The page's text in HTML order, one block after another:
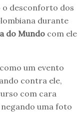
o desconforto dos
durante
do Mundo com ele
um evento
contra ele,
com cara
negando uma foto